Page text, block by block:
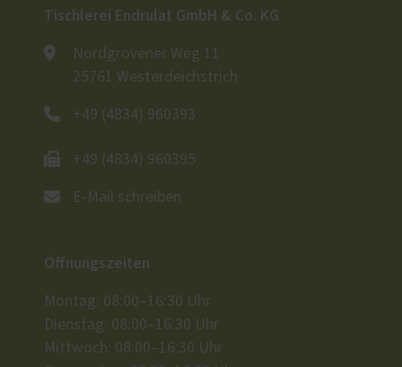
Tischlerei Endrulat GmbH & Co. KG
Nordgrovener Weg 11
25761 Westerdeichstrich
+49 (4834) 960393
+49 (4834) 960395
E-Mail schreiben
Öffnungszeiten
Montag: 08:00–16:30 Uhr
Dienstag: 08:00–16:30 Uhr
Mittwoch: 08:00–16:30 Uhr